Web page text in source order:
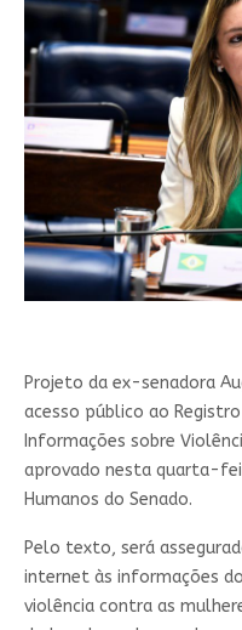
Projeto da ex-senadora
acesso público ao
Informações sobre
aprovado nesta quarta-
Humanos do Senado.
Pelo texto, será
internet às informações
violência contra as